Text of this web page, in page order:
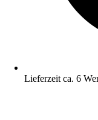
Lieferzeit ca. 6